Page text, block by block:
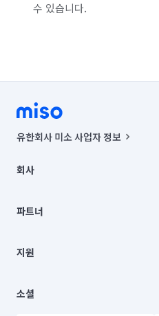
수 있습니다.
유한회사 미소 사업자 정보
00019 |
주소 | 본사: 서울특별시 종로구 율곡
컨택센터 : 서울특별시 종로구 수송동
상품, 상품정보, 거래에 관한 의무와
언론 보도 관련 문의:
© 유한회사 미소. Miso, Inc. All
회사
채용
파트너
이사
지원
이용약관
소셜